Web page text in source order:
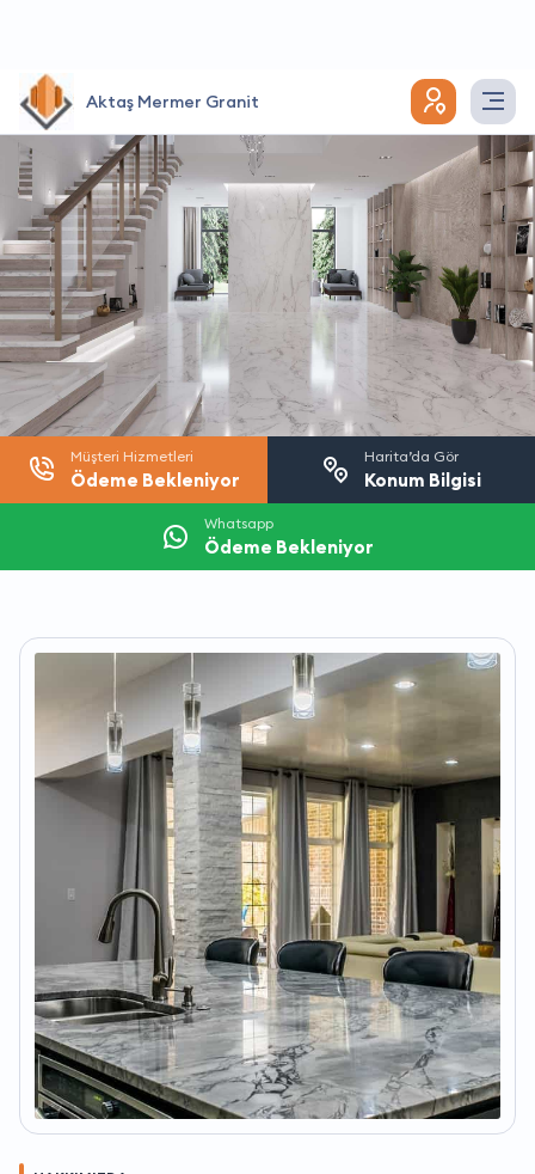
Aktaş Mermer Granit
Müşteri Hizmetleri
Ödeme Bekleniyor
Harita’da Gör
Konum Bilgisi
Whatsapp
Ödeme Bekleniyor